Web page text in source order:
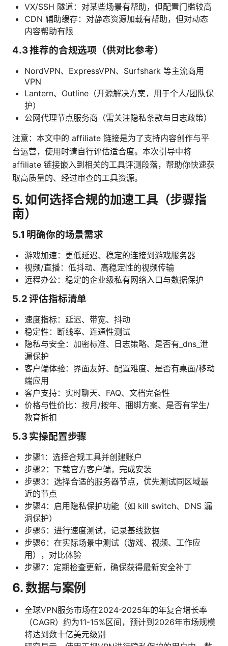
VX/SSH 隧道：对某些场景有帮助，但配置门槛较高
CDN 辅助缓存：对静态资源加载有帮助，但对动态
内容帮助有限
4.3 推荐的合规选项（供对比参考）
NordVPN、ExpressVPN、Surfshark 等主流商用
VPN
Lantern、Outline（开源解决方案，用于个人/团队保
护）
公网代理节点服务商（需关注隐私条款与日志政策）
注意：本文中的 affiliate 链接是为了支持内容创作与平
台运营，使用时请自行评估适合度。本次引导中将
affiliate 链接嵌入到相关的工具评测段落，帮助你快速获
取高质量的、经过审查的工具资源。
5. 如何选择合规的加速工具（步骤指
南）
5.1 明确你的场景需求
游戏加速：更低延迟、稳定的连接到游戏服务器
视频/直播：低抖动、高稳定性的视频传输
远程办公：稳定的企业级私有网络入口与数据保护
5.2 评估指标清单
速度指标：延迟、带宽、抖动
稳定性：断线率、连通性测试
隐私与安全：加密标准、日志策略、是否有_dns_泄
漏保护
客户端体验：界面友好、配置难度、是否有桌面/移动
端应用
客户支持：实时聊天、FAQ、文档完备性
价格与性价比：按月/按年、捆绑方案、是否有学生/
教育折扣
5.3 实操配置步骤
步骤1：选择合规工具并创建账户
步骤2：下载官方客户端，完成安装
步骤3：选择合适的服务器节点，优先测试同区域最
近的节点
步骤4：启用隐私保护功能（如 kill switch、DNS 漏
洞保护）
步骤5：进行速度测试，记录基线数据
步骤6：在实际场景中测试（游戏、视频、工作应
用），对比体验
步骤7：定期检查更新，确保获得最新安全补丁
6. 数据与案例
全球VPN服务市场在2024-2025年的年复合增长率
（CAGR）约为11-15%区间，预计到2026年市场规模
将达到数十亿美元级别